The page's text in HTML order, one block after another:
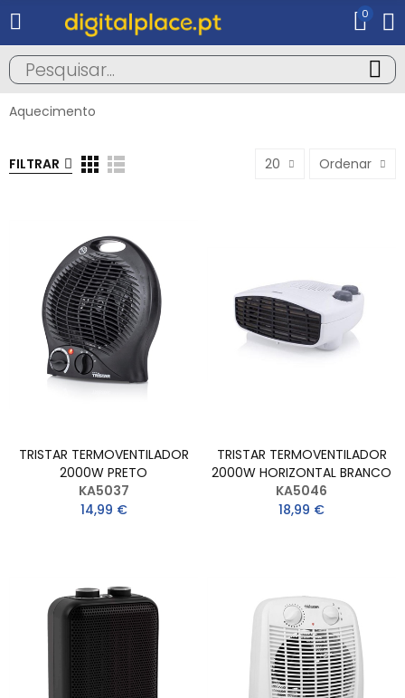
0
Aquecimento
FILTRAR 20 Ordenar
TRISTAR TERMOVENTILADOR
2000W PRETO
KA5037
14,99 €
TRISTAR TERMOVENTILADOR
2000W HORIZONTAL BRANCO
KA5046
18,99 €